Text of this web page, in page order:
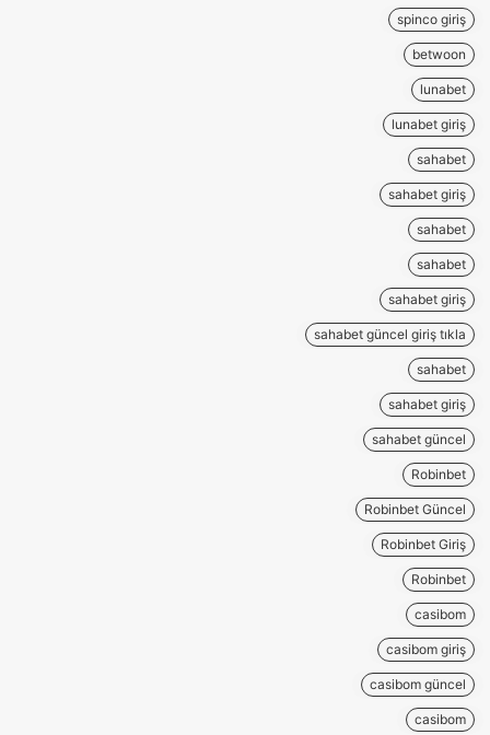
spinco giriş
betwoon
lunabet
lunabet giriş
sahabet
sahabet giriş
sahabet
sahabet
sahabet giriş
sahabet güncel giriş tıkla
sahabet
sahabet giriş
sahabet güncel
Robinbet
Robinbet Güncel
Robinbet Giriş
Robinbet
casibom
casibom giriş
casibom güncel
casibom